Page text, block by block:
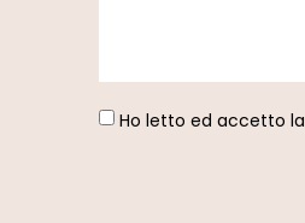
Ho letto ed accetto la